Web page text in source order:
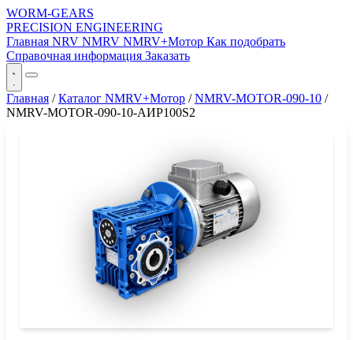
WORM-GEARS
PRECISION ENGINEERING
Главная NRV NMRV NMRV+Мотор Как подобрать
Справочная информация Заказать
Главная / Каталог NMRV+Мотор / NMRV-MOTOR-090-10 /
NMRV-MOTOR-090-10-АИР100S2